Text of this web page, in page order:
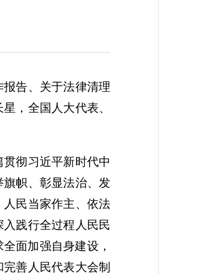
告、关于法律清理
，全国人大代表、
彻习近平新时代中
帜、彰显法治、发
民当家作主、依法
践行全过程人民民
面加强自身建设，
善人民代表大会制